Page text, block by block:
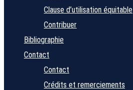
Clause d’utilisation équitable
Contribuer
Bibliographie
Contact
Contact
Crédits et remerciements